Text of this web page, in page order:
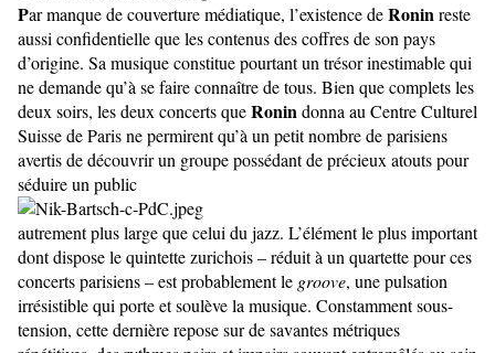
Par manque de couverture médiatique, l’existence deRoninreste
aussi confidentielle que les contenus des coffres de son pays
d’origine. Sa musique constitue pourtant un trésor inestimable qui
ne demande qu’à se faire connaître de tous. Bien que complets les
deux soirs, les deux concerts queRonindonna au Centre Culturel
Suisse de Paris ne permirent qu’à un petit nombre de parisiens
avertis de découvrir un groupe possédant de précieux atouts pour
séduire un public
autrement plus large que celui du jazz. L’élément le plus important
dont dispose le quintette zurichois – réduit à un quartette pour ces
concerts parisiens – est probablement le groove, une pulsation
irrésistible qui porte et soulève la musique. Constamment sous-
tension, cette dernière repose sur de savantes métriques